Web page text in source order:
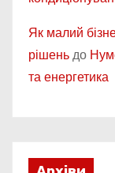
Як малий
рішеньдо
та енергетика